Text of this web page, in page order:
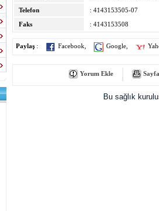
Telefon
: 4143153505-07
Faks
: 4143153508
Paylaş : Facebook Google
Yorum Ekle
Bu sağlık